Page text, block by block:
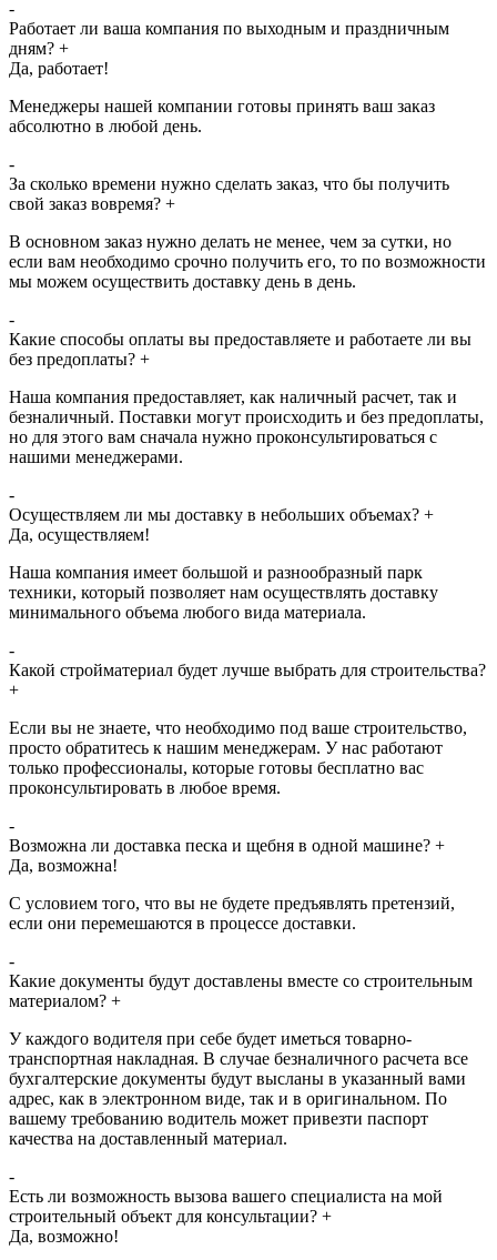
-
Работает ли ваша компания по выходным и праздничным
дням? +
Да, работает!
Менеджеры нашей компании готовы принять ваш заказ
абсолютно в любой день.
-
За сколько времени нужно сделать заказ, что бы получить
свой заказ вовремя? +
В основном заказ нужно делать не менее, чем за сутки, но
если вам необходимо срочно получить его, то по возможности
мы можем осуществить доставку день в день.
-
Какие способы оплаты вы предоставляете и работаете ли вы
без предоплаты? +
Наша компания предоставляет, как наличный расчет, так и
безналичный. Поставки могут происходить и без предоплаты,
но для этого вам сначала нужно проконсультироваться с
нашими менеджерами.
-
Осуществляем ли мы доставку в небольших объемах? +
Да, осуществляем!
Наша компания имеет большой и разнообразный парк
техники, который позволяет нам осуществлять доставку
минимального объема любого вида материала.
-
Какой стройматериал будет лучше выбрать для строительства?
+
Если вы не знаете, что необходимо под ваше строительство,
просто обратитесь к нашим менеджерам. У нас работают
только профессионалы, которые готовы бесплатно вас
проконсультировать в любое время.
-
Возможна ли доставка песка и щебня в одной машине? +
Да, возможна!
С условием того, что вы не будете предъявлять претензий,
если они перемешаются в процессе доставки.
-
Какие документы будут доставлены вместе со строительным
материалом? +
У каждого водителя при себе будет иметься товарно-
транспортная накладная. В случае безналичного расчета все
бухгалтерские документы будут высланы в указанный вами
адрес, как в электронном виде, так и в оригинальном. По
вашему требованию водитель может привезти паспорт
качества на доставленный материал.
-
Есть ли возможность вызова вашего специалиста на мой
строительный объект для консультации? +
Да, возможно!